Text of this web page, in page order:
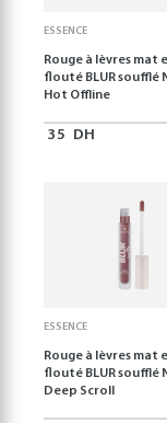
ESSENCE
Rouge à lèvres mat
flouté BLUR soufflé
Hot Offline
35 DH
ESSENCE
Rouge à lèvres mat
flouté BLUR soufflé
Deep Scroll